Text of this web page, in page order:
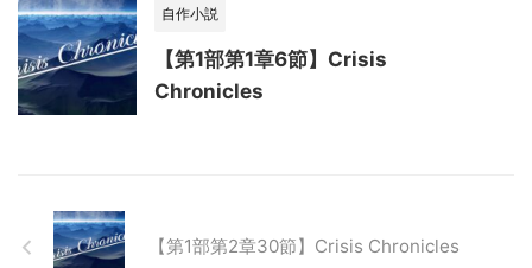
自作小説
【第1部第1章6節】Crisis
Chronicles
【第1部第2章30節】Crisis Chronicles